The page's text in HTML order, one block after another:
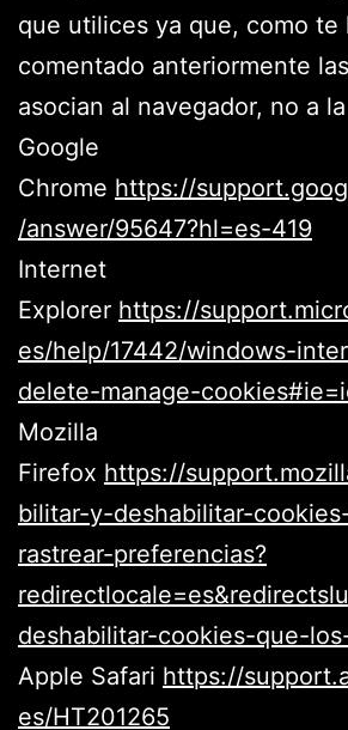
que utilices ya que, como te
comentado anteriormente
asocian al navegador, no a
Google
Chrome https://
/answer/95647?hl=es-419
Internet
Explorer https://
es/help/17442/windows-
delete-manage-
Mozilla
Firefox https://
bilitar-y-deshabilitar-
rastrear-preferencias?
deshabilitar-cookies-que-
Apple Safari https://
es/HT201265